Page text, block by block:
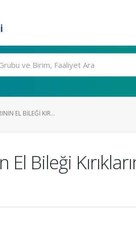
EL BILEĞI KIR...
Bileği